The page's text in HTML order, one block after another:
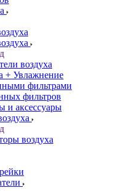
воздуха
+ Увлажнение
фильтрами
фильтров
и аксессуары
воздуха